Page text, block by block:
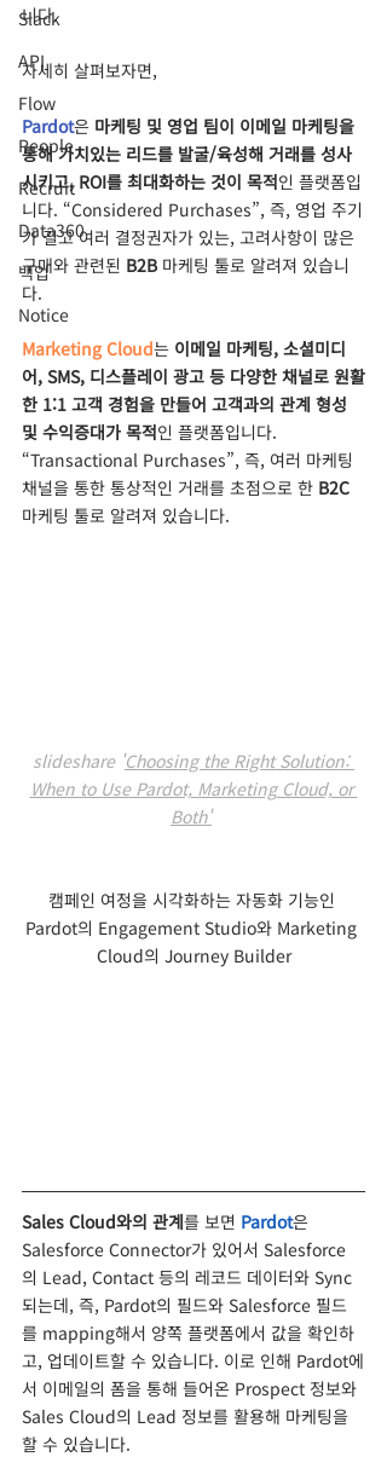
Slack
API
Flow
People
Recruit
Data360
백업
Notice
니다.
자세히 살펴보자면,
Pardot은 마케팅 및 영업 팀이 이메일 마케팅을
통해 가치있는 리드를 발굴/육성해 거래를 성사
시키고, ROI를 최대화하는 것이 목적인 플랫폼입
니다. “Considered Purchases”, 즉, 영업 주기
가 길고 여러 결정권자가 있는, 고려사항이 많은
구매와 관련된 B2B 마케팅 툴로 알려져 있습니
다.
Marketing Cloud는 이메일 마케팅, 소셜미디
어, SMS, 디스플레이 광고 등 다양한 채널로 원활
한 1:1 고객 경험을 만들어 고객과의 관계 형성
및 수익증대가 목적인 플랫폼입니다.
“Transactional Purchases”, 즉, 여러 마케팅
채널을 통한 통상적인 거래를 초점으로 한 B2C
마케팅 툴로 알려져 있습니다.
slideshare ' Choosing the Right Solution:
When to Use Pardot, Marketing Cloud, or
Both'
캠페인 여정을 시각화하는 자동화 기능인
Pardot의 Engagement Studio와 Marketing
Cloud의 Journey Builder
Sales Cloud와의 관계를 보면 Pardot은
Salesforce Connector가 있어서 Salesforce
의 Lead, Contact 등의 레코드 데이터와 Sync
되는데, 즉, Pardot의 필드와 Salesforce 필드
를 mapping해서 양쪽 플랫폼에서 값을 확인하
고, 업데이트할 수 있습니다. 이로 인해 Pardot에
서 이메일의 폼을 통해 들어온 Prospect 정보와
Sales Cloud의 Lead 정보를 활용해 마케팅을
할 수 있습니다.